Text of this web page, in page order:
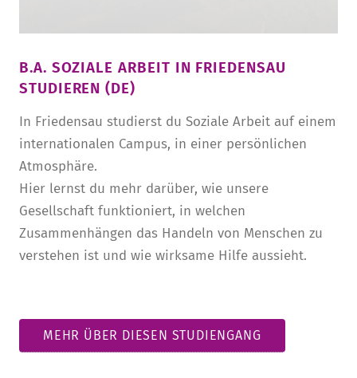
B.A. SOZIALE ARBEIT IN FRIEDENSAU
STUDIEREN (DE)
In Friedensau studierst du Soziale Arbeit auf einem
internationalen Campus, in einer persönlichen
Atmosphäre.
Hier lernst du mehr darüber, wie unsere
Gesellschaft funktioniert, in welchen
Zusammenhängen das Handeln von Menschen zu
verstehen ist und wie wirksame Hilfe aussieht.
MEHR ÜBER DIESEN STUDIENGANG